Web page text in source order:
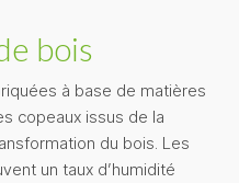
bois
à base de matières
copeaux issus de la
du bois. Les
un taux d’humidité